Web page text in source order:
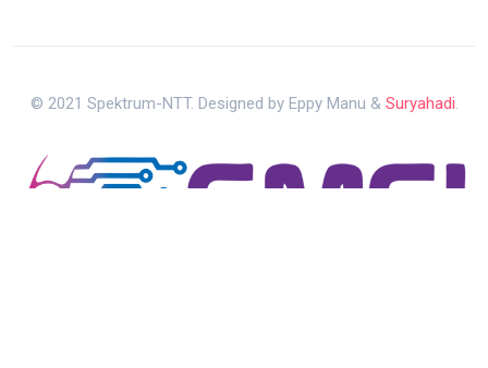
© 2021 Spektrum-NTT. Designed by Eppy Manu & Suryahadi.